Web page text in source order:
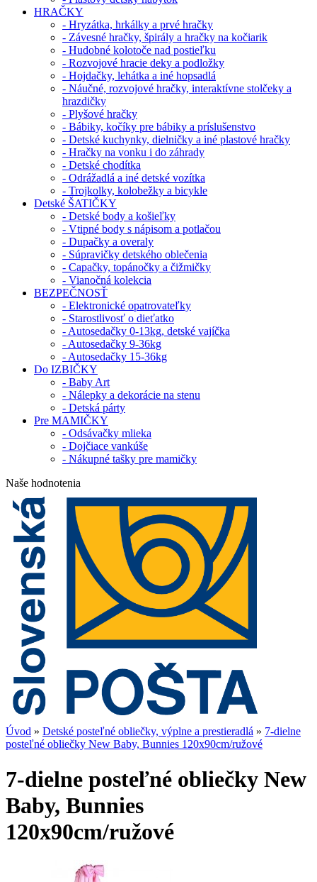
HRAČKY
- Hryzátka, hrkálky a prvé hračky
- Závesné hračky, špirály a hračky na kočiarik
- Hudobné kolotoče nad postieľku
- Rozvojové hracie deky a podložky
- Hojdačky, lehátka a iné hopsadlá
- Náučné, rozvojové hračky, interaktívne stolčeky a
hrazdičky
- Plyšové hračky
- Bábiky, kočíky pre bábiky a príslušenstvo
- Detské kuchynky, dielničky a iné plastové hračky
- Hračky na vonku i do záhrady
- Detské chodítka
- Odrážadlá a iné detské vozítka
- Trojkolky, kolobežky a bicykle
Detské ŠATIČKY
- Detské body a košieľky
- Vtipné body s nápisom a potlačou
- Dupačky a overaly
- Súpravičky detského oblečenia
- Capačky, topánočky a čižmičky
- Vianočná kolekcia
BEZPEČNOSŤ
- Elektronické opatrovateľky
- Starostlivosť o dieťatko
- Autosedačky 0-13kg, detské vajíčka
- Autosedačky 9-36kg
- Autosedačky 15-36kg
Do IZBIČKY
- Baby Art
- Nálepky a dekorácie na stenu
- Detská párty
Pre MAMIČKY
- Odsávačky mlieka
- Dojčiace vankúše
- Nákupné tašky pre mamičky
Naše hodnotenia
Úvod » Detské posteľné obliečky, výplne a prestieradlá » 7-dielne
posteľné obliečky New Baby, Bunnies 120x90cm/ružové
7-dielne posteľné obliečky New
Baby, Bunnies
120x90cm/ružové